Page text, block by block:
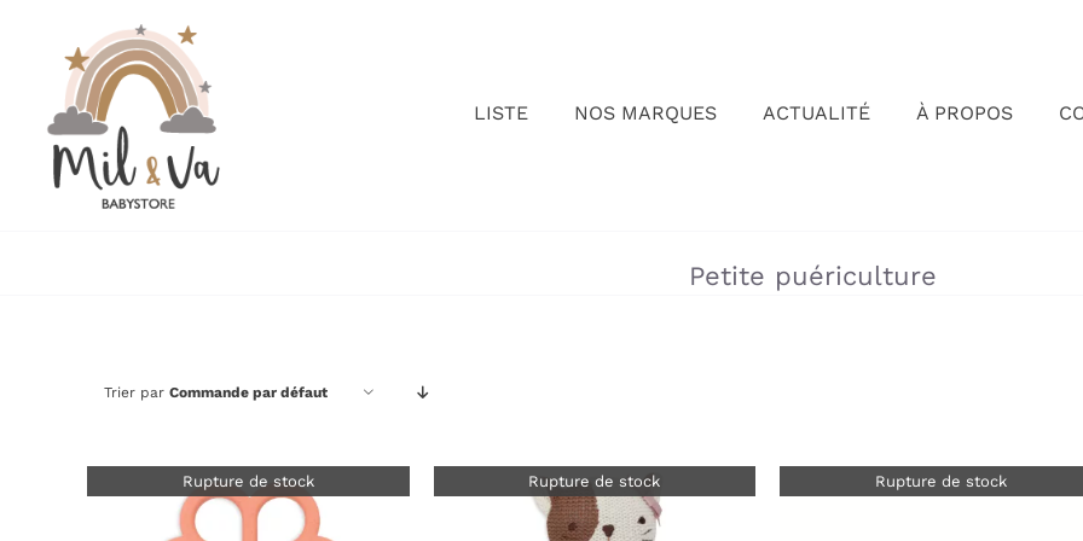
contenu
LISTE NOS MARQUES ACTUALITÉ À PROPOS
Petite puériculture
Trier par Commande par défaut
Rupture de stock Rupture de stock Rupture de stock